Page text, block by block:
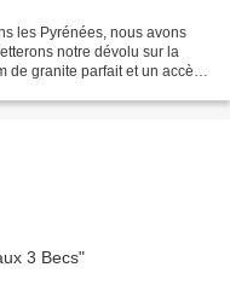
les Pyrénées, nous avons
notre dévolu sur la
de granite parfait et un accès